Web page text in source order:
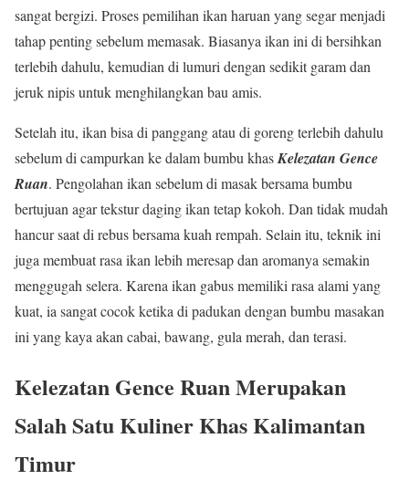
sangat bergizi. Proses pemilihan ikan haruan yang segar menjadi
tahap penting sebelum memasak. Biasanya ikan ini di bersihkan
terlebih dahulu, kemudian di lumuri dengan sedikit garam dan
jeruk nipis untuk menghilangkan bau amis.
Setelah itu, ikan bisa di panggang atau di goreng terlebih dahulu
sebelum di campurkan ke dalam bumbu khasKelezatan Gence
Ruan. Pengolahan ikan sebelum di masak bersama bumbu
bertujuan agar tekstur daging ikan tetap kokoh. Dan tidak mudah
hancur saat di rebus bersama kuah rempah. Selain itu, teknik ini
juga membuat rasa ikan lebih meresap dan aromanya semakin
menggugah selera. Karena ikan gabus memiliki rasa alami yang
kuat, ia sangat cocok ketika di padukan dengan bumbu masakan
ini yang kaya akan cabai, bawang, gula merah, dan terasi.
Kelezatan Gence RuanMerupakan
Salah Satu Kuliner Khas Kalimantan
Timur